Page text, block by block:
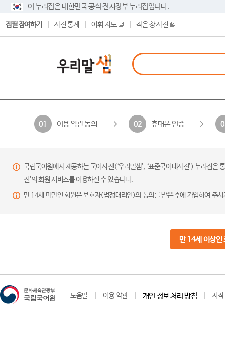
이 누리집은 대한민국 공식 전자정부 누리집입니다.
집필 참여하기 사전 통계 어휘 지도 작은 창 사전
01 이용 약관 동의 02 휴대폰 인증
국립국어원에서 제공하는 국어사전(‘우리말샘’, ‘표준국어대사전’) 누리집
전’의 회원 서비스를 이용하실 수 있습니다.
만 14세 미만인 회원은 보호자(법정대리인)의 동의를 받은 후에 가입하여 주
만 14세 이상인
도움말 이용 약관 개인 정보 처리 방침 저